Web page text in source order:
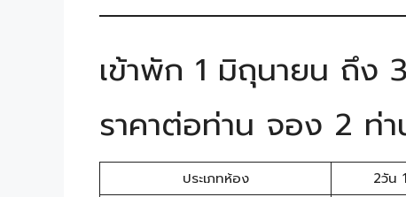
เข้าพัก 1 มิถุนายน ถึง
ราคาต่อท่าน จอง 2 ท่
ประเภทห้อง 2วัน